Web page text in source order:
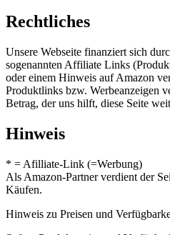
Rechtliches
Unsere Webseite finanziert sich
sogenannten Affiliate Links
oder einem Hinweis auf Amazon
Produktlinks bzw. Werbeanzeigen
Betrag, der uns hilft, diese Seite
Hinweis
* = Afilliate-Link (=Werbung)
Als Amazon-Partner verdient der
Käufen.
Hinweis zu Preisen und